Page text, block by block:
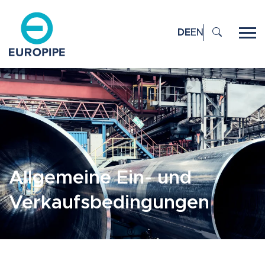
DEEN
Allgemeine Ein- und
Verkaufsbedingungen